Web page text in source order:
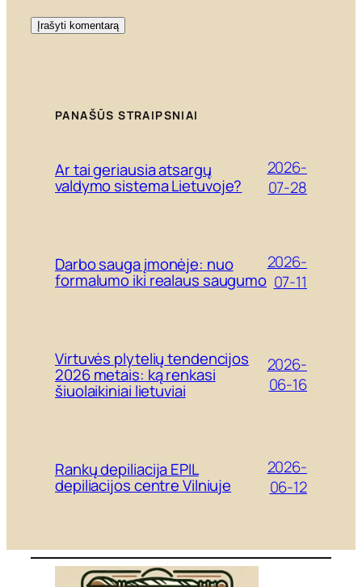
PANAŠŪS STRAIPSNIAI
Ar tai geriausia atsargų
valdymo sistema Lietuvoje?
2026-
07-28
Darbo sauga įmonėje: nuo
formalumo iki realaus saugumo
2026-
07-11
Virtuvės plytelių tendencijos
2026 metais: ką renkasi
šiuolaikiniai lietuviai
2026-
06-16
Rankų depiliacija EPIL
depiliacijos centre Vilniuje
2026-
06-12